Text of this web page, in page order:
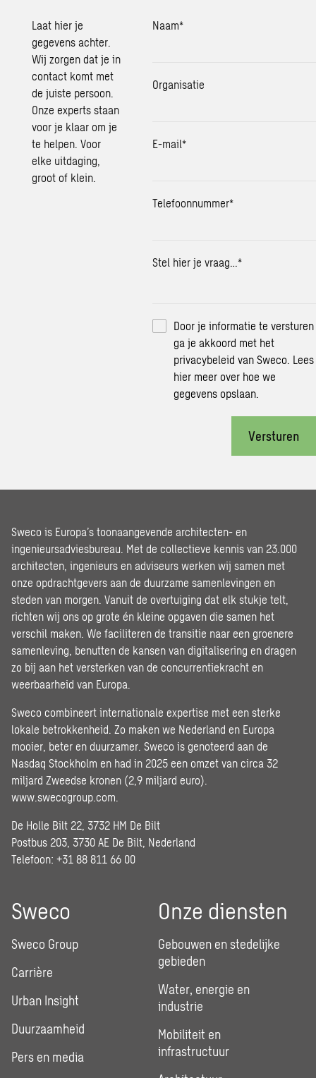
Laat hier je
gegevens achter.
Wij zorgen dat je in
contact komt met
de juiste persoon.
Onze experts staan
voor je klaar om je
te helpen. Voor
elke uitdaging,
groot of klein.
Naam*
Organisatie
E-mail*
Telefoonnummer*
Stel hier je vraag… *
Door je informatie te versturen
ga je akkoord met het
privacybeleid van Sweco. Lees
hier meer over hoe we
gegevens opslaan.
Versturen
Sweco is Europa’s toonaangevende architecten- en
ingenieursadviesbureau. Met de collectieve kennis van 23.000
architecten, ingenieurs en adviseurs werken wij samen met
onze opdrachtgevers aan de duurzame samenlevingen en
steden van morgen. Vanuit de overtuiging dat elk stukje telt,
richten wij ons op grote én kleine opgaven die samen het
verschil maken. We faciliteren de transitie naar een groenere
samenleving, benutten de kansen van digitalisering en dragen
zo bij aan het versterken van de concurrentiekracht en
weerbaarheid van Europa.
Sweco combineert internationale expertise met een sterke
lokale betrokkenheid. Zo maken we Nederland en Europa
mooier, beter en duurzamer. Sweco is genoteerd aan de
Nasdaq Stockholm en had in 2025 een omzet van circa 32
miljard Zweedse kronen (2,9 miljard euro).
www.swecogroup.com
De Holle Bilt 22, 3732 HM De Bilt
Postbus 203, 3730 AE De Bilt, Nederland
Telefoon: +31 88 811 66 00
Sweco
Sweco Group
Carrière
Urban Insight
Duurzaamheid
Pers en media
Onze diensten
Gebouwen en stedelijke
gebieden
Water, energie en
industrie
Mobiliteit en
infrastructuur